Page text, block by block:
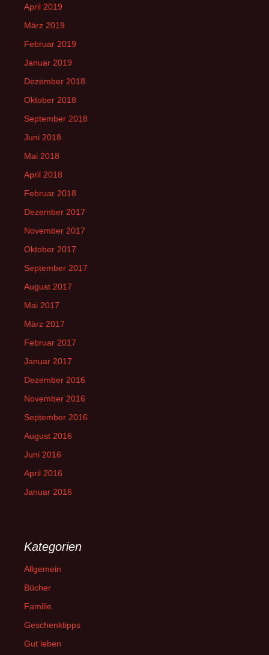
April 2019
März 2019
Februar 2019
Januar 2019
Dezember 2018
Oktober 2018
September 2018
Juni 2018
Mai 2018
April 2018
Februar 2018
Dezember 2017
November 2017
Oktober 2017
September 2017
August 2017
Mai 2017
März 2017
Februar 2017
Januar 2017
Dezember 2016
November 2016
September 2016
August 2016
Juni 2016
April 2016
Januar 2016
Kategorien
Allgemein
Bücher
Familie
Geschenktipps
Gut leben